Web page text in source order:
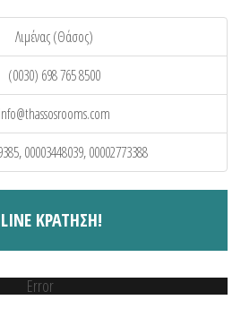
Λιμένας (Θάσος)
(0030) 698 765 8500
info@thassosrooms.com
00003448039, 00002773388
ΚΡΑΤΗΣΗ!
Error